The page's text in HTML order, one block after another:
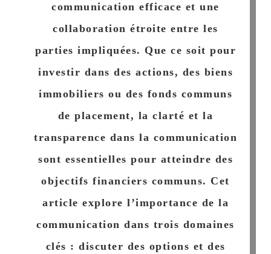
communication efficace et une
collaboration étroite entre les
parties impliquées. Que ce soit pour
investir dans des actions, des biens
immobiliers ou des fonds communs
de placement, la clarté et la
transparence dans la communication
sont essentielles pour atteindre des
objectifs financiers communs. Cet
article explore l’importance de la
communication dans trois domaines
clés : discuter des options et des